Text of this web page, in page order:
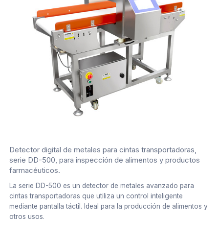
Detector digital de metales para cintas transportadoras,
serie DD-500, para inspección de alimentos y productos
farmacéuticos.
La serie DD-500 es un detector de metales avanzado para
cintas transportadoras que utiliza un control inteligente
mediante pantalla táctil. Ideal para la producción de alimentos y
otros usos.